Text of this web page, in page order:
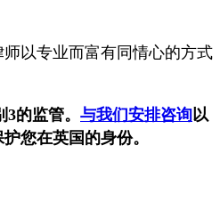
以专业而富有同情心的方式
的监管。 与我们安排咨询以
您在英国的身份。